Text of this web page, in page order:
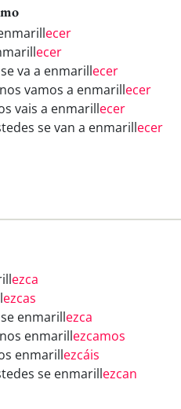
ecer
ecer
va a enmarillecer
vamos a enmarillecer
vais a enmarillecer
se van a enmarillecer
ezca
ezcas
enmarillezca
enmarillezcamos
enmarillezcáis
se enmarillezcan